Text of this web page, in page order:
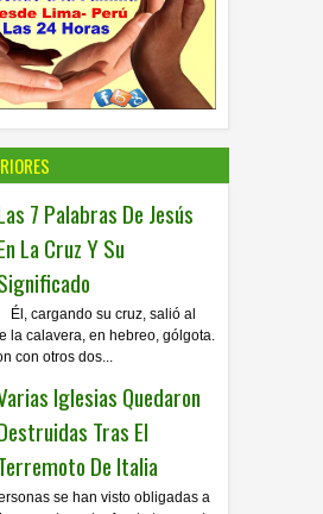
7 Palabras De Jesús
La Cruz Y Su
cargando su cruz, salió al
la calavera, en hebreo, gólgota.
con otros dos...
Iglesias Quedaron
Tras El
De Italia
se han visto obligadas a